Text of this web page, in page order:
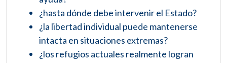
¿hasta dónde debe intervenir el Estado?
¿la libertad individual puede mantenerse
intacta en situaciones extremas?
¿los refugios actuales realmente logran